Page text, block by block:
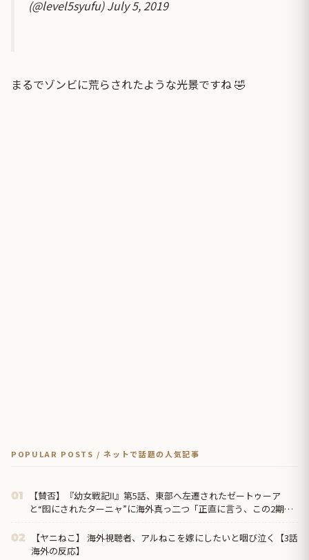
(@level5syufu)July 5, 2019
まるでゾンビに荒らされたような光景ですね 🤣
POPULAR POSTS / ネットで話題の人気記事
01
【賛否】『幼女戦記Ⅱ』第5話、東部へ左遷されたゼートゥーア
と“囮にされたターニャ”に海外真っ二つ「正直に言う、この2期は1
02
【ヤニねこ】 海外視聴者、アルねこを嫁にしたいと咽び泣く【3話
海外の反応】